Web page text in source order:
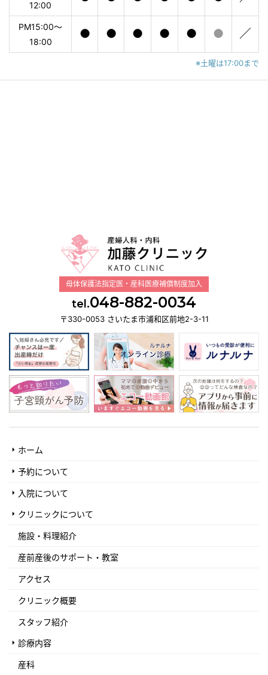
12:00
PM15:00〜
18:00
● ● ● ● ● ● ／
※土曜は17:00まで
母体保護法指定医・産科医療補償制度加入
tel.048-882-0034
〒330-0053 さいたま市浦和区前地2-3-11
ホーム
予約について
入院について
クリニックについて
施設・料理紹介
産前産後のサポート・教室
アクセス
クリニック概要
スタッフ紹介
診療内容
産科